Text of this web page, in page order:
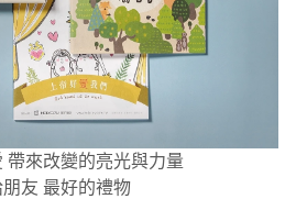
帶來改變的亮光與力量
友 最好的禮物